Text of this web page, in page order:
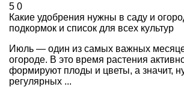
5 0
Какие удобрения нужны в саду и
подкормок и список для всех культур
Июль — один из самых важных
огороде. В это время растения
формируют плоды и цветы, а значит,
регулярных ...